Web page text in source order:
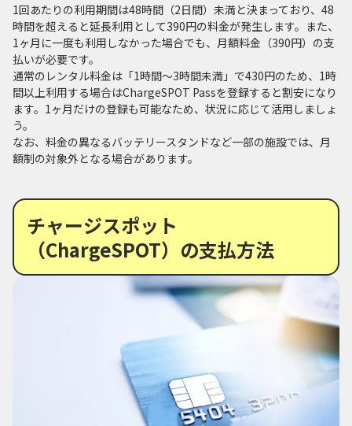
1回あたりの利用期間は48時間（2日間）未満と決まっており、48
時間を超えると延長利用として390円の料金が発生します。また、
1ヶ月に一度も利用しなかった場合でも、月額料金（390円）の支
払いが必要です。
通常のレンタル料金は「1時間～3時間未満」で430円のため、1時
間以上利用する場合はChargeSPOT Passを登録すると割安になり
ます。1ヶ月だけの登録も可能なため、状況に応じて活用しましょ
う。
なお、料金の異なるバッテリースタンドなど一部の施設では、月
額制の対象外となる場合があります。
チャージスポット
（ChargeSPOT）の支払方法